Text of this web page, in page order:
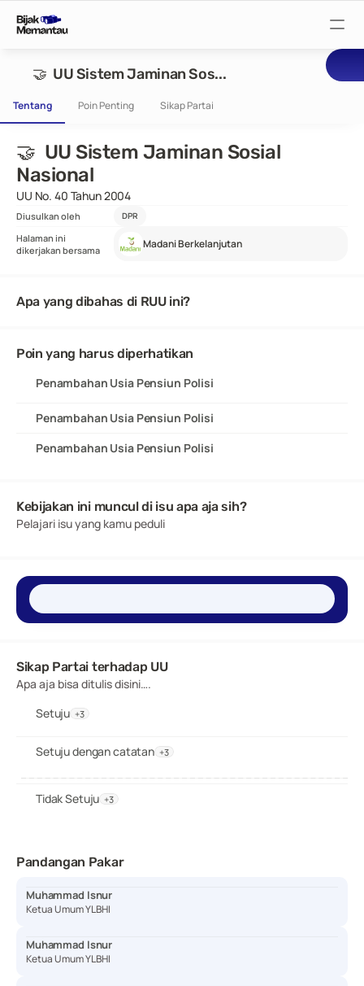
🤝  UU Sistem Jaminan Sos...
Tentang Poin Penting Sikap Partai
🤝  UU Sistem Jaminan Sosial
Nasional
UU No. 40 Tahun 2004
Diusulkan oleh DPR
Halaman ini
dikerjakan bersama
Madani Berkelanjutan
Apa yang dibahas di RUU ini?
Poin yang harus diperhatikan
Penambahan Usia Pensiun Polisi
Penambahan Usia Pensiun Polisi
Penambahan Usia Pensiun Polisi
Kebijakan ini muncul di isu apa aja sih?
Pelajari isu yang kamu peduli
Sikap Partai terhadap UU
Apa aja bisa ditulis disini….
Setuju +3
Setuju dengan catatan +3
Tidak Setuju +3
Pandangan Pakar
Muhammad Isnur
Ketua Umum YLBHI
Muhammad Isnur
Ketua Umum YLBHI
Pantau Tuntutan
Pantau RUU
Pantau Rapat
Pantau Pejabat